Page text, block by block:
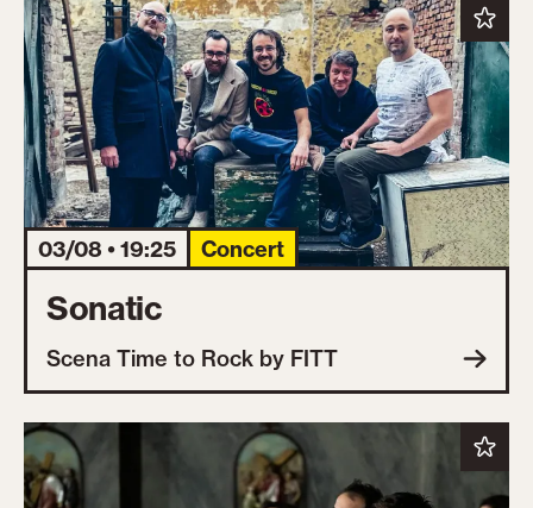
03/08 • 19:25 Concert
Sonatic
Scena Time to Rock by FITT